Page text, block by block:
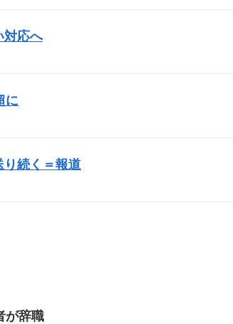
対応へ
に
り続く＝報道
が辞職